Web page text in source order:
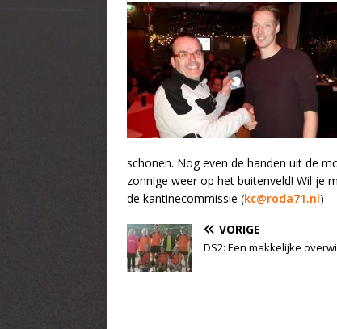
schonen. Nog even de handen uit de
zonnige weer op het buitenveld! Wil je
de kantinecommissie (kc@roda71.nl)
VORIGE
DS2: Een makkelijke